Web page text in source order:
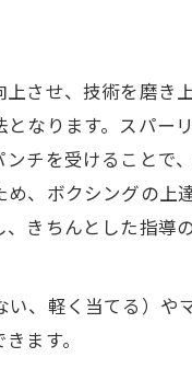
させ、技術を磨
なります。スパ
チを受けること
、ボクシングの
きちんとした指導
、軽く当てる）
ます。